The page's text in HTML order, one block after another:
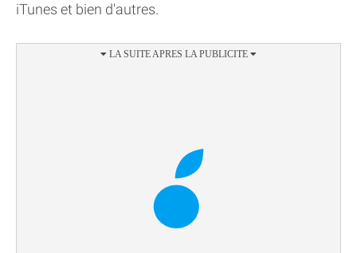
iTunes et bien d'autres.